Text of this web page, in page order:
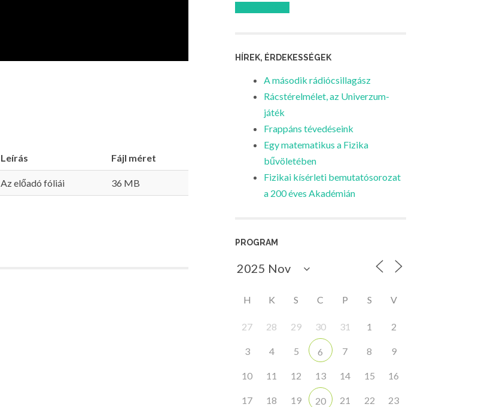
Leírás Fájl méret
Az előadó fóliái 36 MB
HÍREK, ÉRDEKESSÉGEK
A második rádiócsillagász
Rácstérelmélet, az Univerzum-
játék
Frappáns tévedéseink
Egy matematikus a Fizika
bűvöletében
Fizikai kísérleti bemutatósorozat
a 200 éves Akadémián
PROGRAM
H K S C P S V
27 28 29 30 31 1 2
3 4 5 6 7 8 9
10 11 12 13 14 15 16
17 18 19 20 21 22 23